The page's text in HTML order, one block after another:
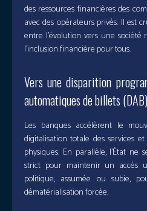
des ressources financières des
avec des opérateurs privés. Il est
entre l’évolution vers une
l’inclusion financière pour tous.
Vers une disparition
automatiques de billets (DAB)
Les banques accélèrent le
digitalisation totale des services
physiques. En parallèle, l’État ne
strict pour maintenir un accès
politique, assumée ou subie,
dématérialisation forcée.